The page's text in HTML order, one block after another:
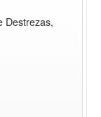
Destrezas,